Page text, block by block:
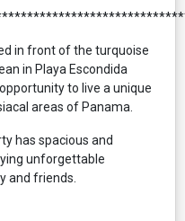
in front of the turquoise
in Playa Escondida
to live a unique
areas of Panama.
has spacious and
unforgettable
and friends.